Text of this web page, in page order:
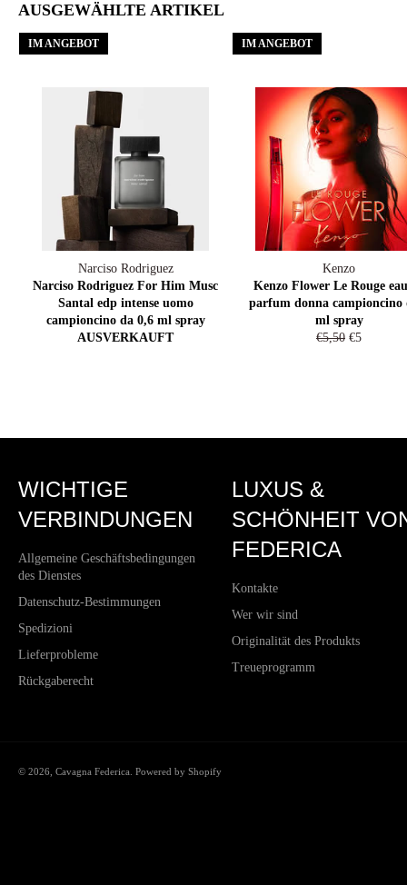
AUSGEWÄHLTE ARTIKEL
Narciso Rodriguez
Narciso Rodriguez For Him Musc
Santal edp intense uomo
campioncino da 0,6 ml spray
AUSVERKAUFT
IM ANGEBOT
Kenzo
Kenzo Flower Le Rouge
parfum donna campioncino
ml spray
Normaler
€5,50 €5
IM ANGEBOT
WICHTIGE
VERBINDUNGEN
Allgemeine Geschäftsbedingungen
des Dienstes
Datenschutz-Bestimmungen
Spedizioni
Lieferprobleme
Rückgaberecht
LUXUS &
SCHÖNHEIT
FEDERICA
Kontakte
Wer wir sind
Originalität des Produkts
Treueprogramm
© 2026, Cavagna Federica . Powered by Shopify